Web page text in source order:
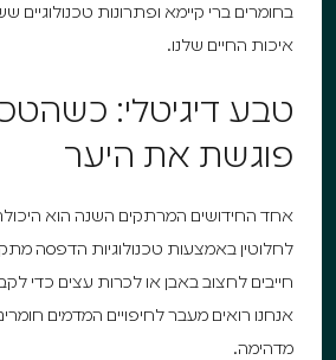
בחומרים ברי קיימא ופתרונות טכנולוגיים
איכות החיים שלנו.
טבע דיגיטלי:
פוגשת את היער
אחד החידושים המרתקים השנה הוא
לחלוטין באמצעות טכנולוגיות הדפסה
חייבים לחצוב באבן או לכרות עצים כדי
אנחנו רואים מעבר לחיפויים המדמים
מדהימה.